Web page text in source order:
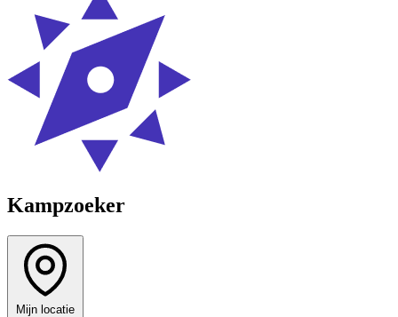
Kampzoeker
Mijn locatie